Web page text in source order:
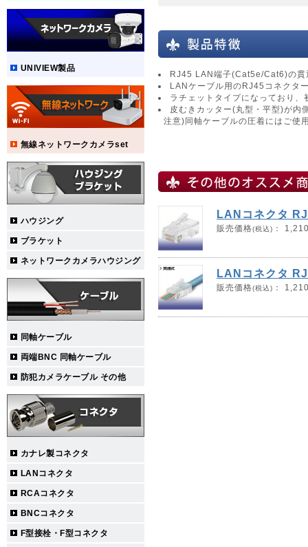
UNIVIEW製品
無線ネットワークカメラset
ハウジング
ブラケット
ネットワークカメラハウジング
同軸ケーブル
両端BNC 同軸ケーブル
防犯カメラケーブル その他
カナレ製コネクタ
LANコネクタ
RCAコネクタ
BNCコネクタ
F型接栓・F型コネクタ
RJ45 LAN端子(Cat5e/Cat6)の貫
LANケーブル用のRJ45コネクタ
ラチェットタイプになっており
皮むきカッター(丸型・平型)が内
注意)同軸ケーブルの圧着にはご使
LANコネクタ
販売価格(税込) ：
LANコネクタ
販売価格(税込) ：